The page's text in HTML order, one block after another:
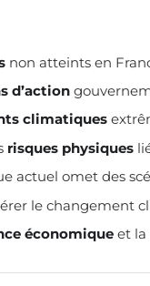
non atteints en
d’action
climatiques
risques physiques
actuel omet des
le changement
économique et la